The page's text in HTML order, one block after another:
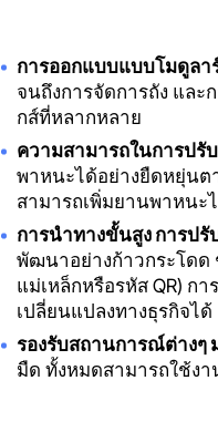
การออกแบบแบบโมดูลา
จนถึงการจัดการถัง แล
กส์ที่หลากหลาย
ความสามารถในการปรั
พาหนะได้อย่างยืดหยุ่นต
สามารถเพิ่มยานพาหนะ
การนำทางขั้นสูง การป
พัฒนาอย่างก้าวกระโดด
แม่เหล็กหรือรหัส QR) ก
เปลี่ยนแปลงทางธุรกิจได้
รองรับสถานการณ์ต่างๆ
มืด ทั้งหมดสามารถใช้งา